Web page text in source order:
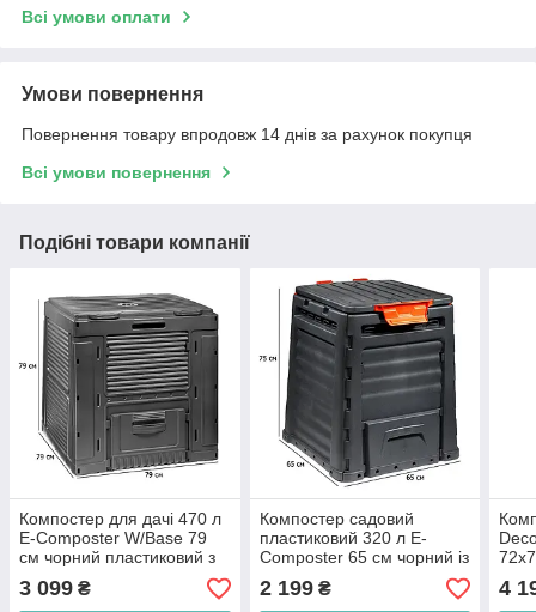
Всі умови оплати
Умови повернення
Повернення товару впродовж 14 днів за рахунок покупця
Всі умови повернення
Подібні товари компанії
Компостер для дачі 470 л
E-Composter W/Base 79
см чорний пластиковий з
кришкою
3 099 ₴
Компостер садовий
пластиковий 320 л E-
Composter 65 см чорний із
кришкою
2 199₴ 4